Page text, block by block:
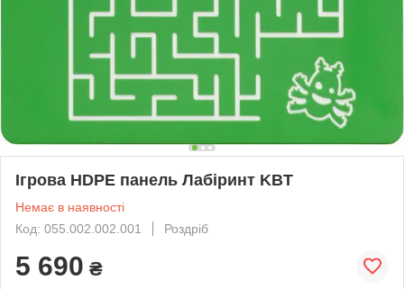
Ігрова HDPE панель Лабіринт KBT
Немає в наявності
Код: 055.002.002.001
Роздріб
5 690 ₴